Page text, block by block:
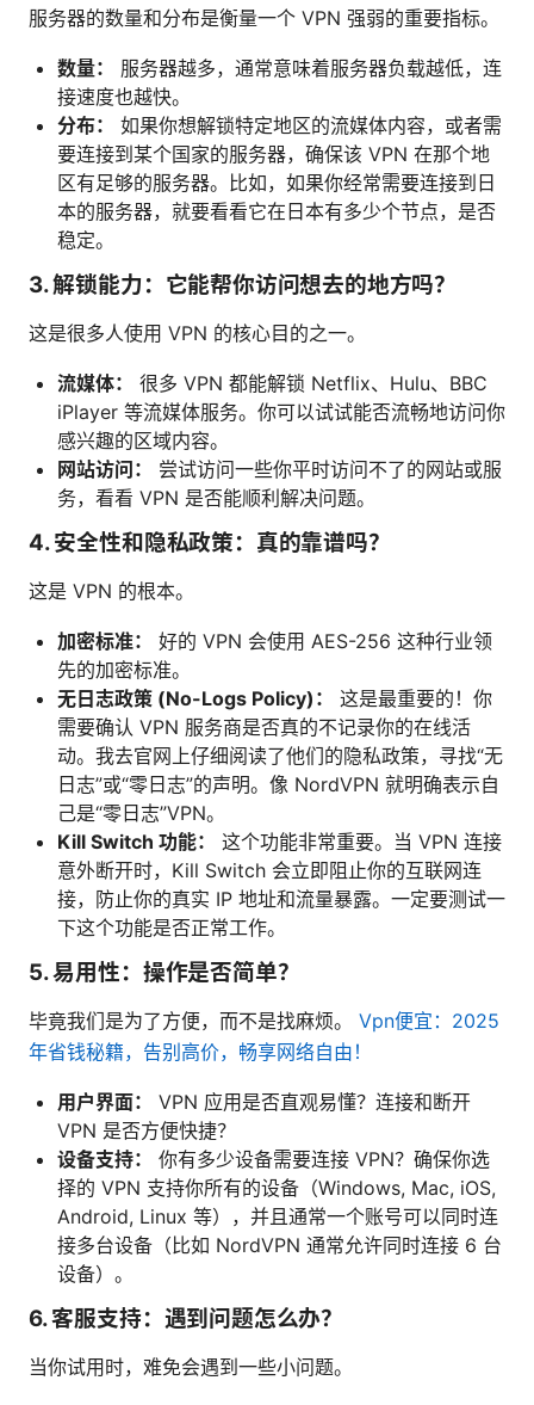
服务器的数量和分布是衡量一个 VPN 强弱的重要指标。
数量：
服务器越多，通常意味着服务器负载越低，连
接速度也越快。
分布：
如果你想解锁特定地区的流媒体内容，或者需
要连接到某个国家的服务器，确保该 VPN 在那个地
区有足够的服务器。比如，如果你经常需要连接到日
本的服务器，就要看看它在日本有多少个节点，是否
稳定。
3. 解锁能力：它能帮你访问想去的地方吗？
这是很多人使用 VPN 的核心目的之一。
流媒体：
很多 VPN 都能解锁 Netflix、Hulu、BBC
iPlayer 等流媒体服务。你可以试试能否流畅地访问你
感兴趣的区域内容。
网站访问：
尝试访问一些你平时访问不了的网站或服
务，看看 VPN 是否能顺利解决问题。
4. 安全性和隐私政策：真的靠谱吗？
这是 VPN 的根本。
加密标准：
好的 VPN 会使用 AES-256 这种行业领
先的加密标准。
无日志政策 (No-Logs Policy)：
这是最重要的！你
需要确认 VPN 服务商是否真的不记录你的在线活
动。我去官网上仔细阅读了他们的隐私政策，寻找“无
日志”或“零日志”的声明。像 NordVPN 就明确表示自
己是“零日志”VPN。
Kill Switch 功能：
这个功能非常重要。当 VPN 连接
意外断开时，Kill Switch 会立即阻止你的互联网连
接，防止你的真实 IP 地址和流量暴露。一定要测试一
下这个功能是否正常工作。
5. 易用性：操作是否简单？
毕竟我们是为了方便，而不是找麻烦。 Vpn便宜：2025
年省钱秘籍，告别高价，畅享网络自由！
用户界面：
VPN 应用是否直观易懂？连接和断开
VPN 是否方便快捷？
设备支持：
你有多少设备需要连接 VPN？确保你选
择的 VPN 支持你所有的设备（Windows, Mac, iOS,
Android, Linux 等），并且通常一个账号可以同时连
接多台设备（比如 NordVPN 通常允许同时连接 6 台
设备）。
6. 客服支持：遇到问题怎么办？
当你试用时，难免会遇到一些小问题。